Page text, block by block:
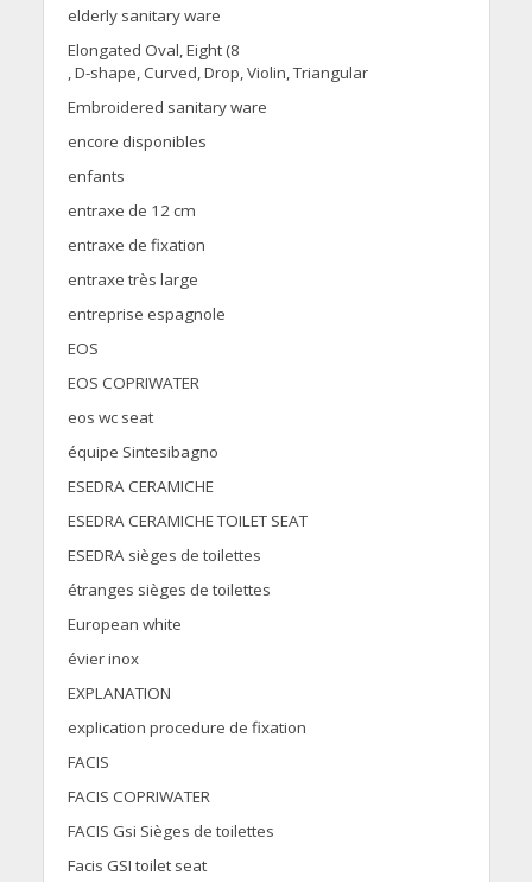
elderly sanitary ware
Elongated Oval, Eight (8
, D-shape, Curved, Drop, Violin, Triangular
Embroidered sanitary ware
encore disponibles
enfants
entraxe de 12 cm
entraxe de fixation
entraxe très large
entreprise espagnole
EOS
EOS COPRIWATER
eos wc seat
équipe Sintesibagno
ESEDRA CERAMICHE
ESEDRA CERAMICHE TOILET SEAT
ESEDRA sièges de toilettes
étranges sièges de toilettes
European white
évier inox
EXPLANATION
explication procedure de fixation
FACIS
FACIS COPRIWATER
FACIS Gsi Sièges de toilettes
Facis GSI toilet seat